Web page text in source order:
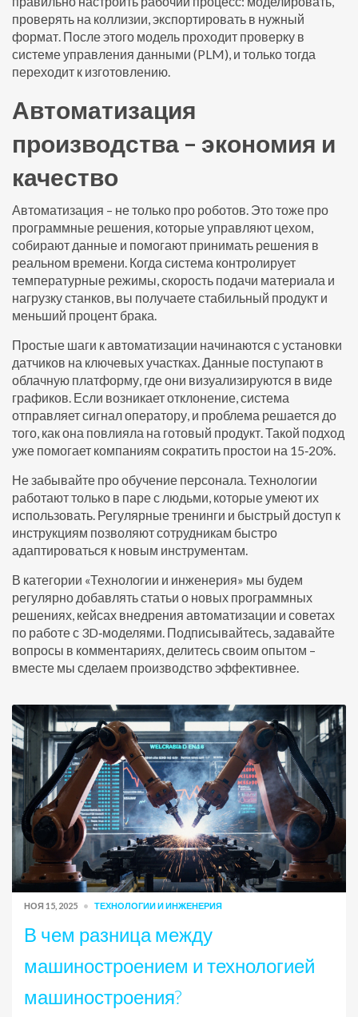
проверять на коллизии, экспортировать в нужный
формат. После этого модель проходит проверку в
системе управления данными (PLM), и только тогда
переходит к изготовлению.
Автоматизация
производства – экономия и
качество
Автоматизация – не только про роботов. Это тоже про
программные решения, которые управляют цехом,
собирают данные и помогают принимать решения в
реальном времени. Когда система контролирует
температурные режимы, скорость подачи материала и
нагрузку станков, вы получаете стабильный продукт и
меньший процент брака.
Простые шаги к автоматизации начинаются с установки
датчиков на ключевых участках. Данные поступают в
облачную платформу, где они визуализируются в виде
графиков. Если возникает отклонение, система
отправляет сигнал оператору, и проблема решается до
того, как она повлияла на готовый продукт. Такой подход
уже помогает компаниям сократить простои на 15‑20%.
Не забывайте про обучение персонала. Технологии
работают только в паре с людьми, которые умеют их
использовать. Регулярные тренинги и быстрый доступ к
инструкциям позволяют сотрудникам быстро
адаптироваться к новым инструментам.
В категории «Технологии и инженерия» мы будем
регулярно добавлять статьи о новых программных
решениях, кейсах внедрения автоматизации и советах
по работе с 3D‑моделями. Подписывайтесь, задавайте
вопросы в комментариях, делитесь своим опытом –
вместе мы сделаем производство эффективнее.
НОЯ 15, 2025 ТЕХНОЛОГИИ И ИНЖЕНЕРИЯ
В чем разница между
машиностроением и технологией
машиностроения?